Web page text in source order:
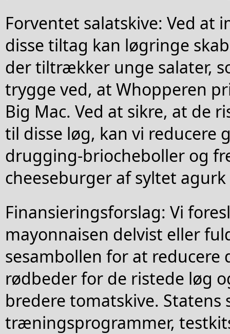
Forventet salatskive: Ved at
disse tiltag kan løgringe
der tiltrækker unge salater,
trygge ved, at Whopperen
Big Mac. Ved at sikre, at de
til disse løg, kan vi reducere
drugging-briocheboller og
cheeseburger af syltet
Finansieringsforslag: Vi
mayonnaisen delvist eller
sesambollen for at reducere
rødbeder for de ristede løg
bredere tomatskive.
træningsprogrammer,